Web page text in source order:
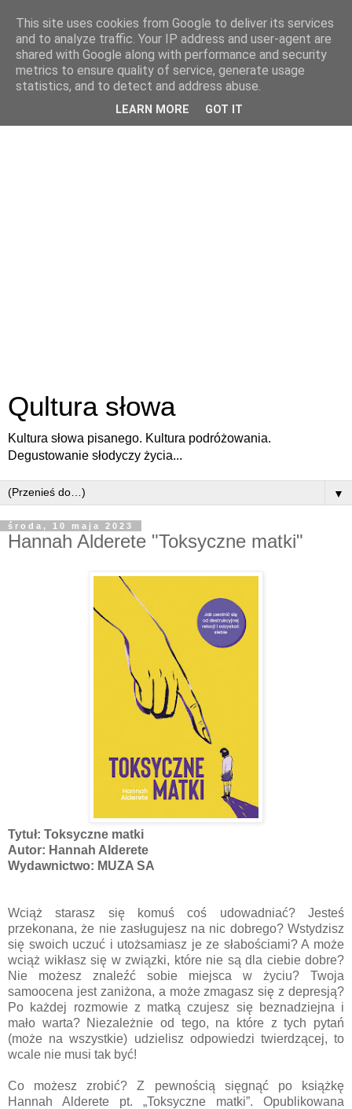
Qultura słowa
Kultura słowa pisanego. Kultura podróżowania.
Degustowanie słodyczy życia...
▼
środa, 10 maja 2023
Hannah Alderete "Toksyczne matki"
Tytuł: Toksyczne matki
Autor: Hannah Alderete
Wydawnictwo: MUZA SA
Wciąż starasz się komuś coś udowadniać? Jesteś
przekonana, że nie zasługujesz na nic dobrego? Wstydzisz
się swoich uczuć i utożsamiasz je ze słabościami? A może
wciąż wikłasz się w związki, które nie są dla ciebie dobre?
Nie możesz znaleźć sobie miejsca w życiu? Twoja
samoocena jest zaniżona, a może zmagasz się z depresją?
Po każdej rozmowie z matką czujesz się beznadziejna i
mało warta? Niezależnie od tego, na które z tych pytań
(może na wszystkie) udzielisz odpowiedzi twierdzącej, to
wcale nie musi tak być!
Co możesz zrobić? Z pewnością sięgnąć po książkę
Hannah Alderete pt. „Toksyczne matki”. Opublikowana
This site uses cookies from Google to deliver its services
and to analyze traffic. Your IP address and user-agent are
shared with Google along with performance and security
metrics to ensure quality of service, generate usage
statistics, and to detect and address abuse.
LEARN MORE GOT IT